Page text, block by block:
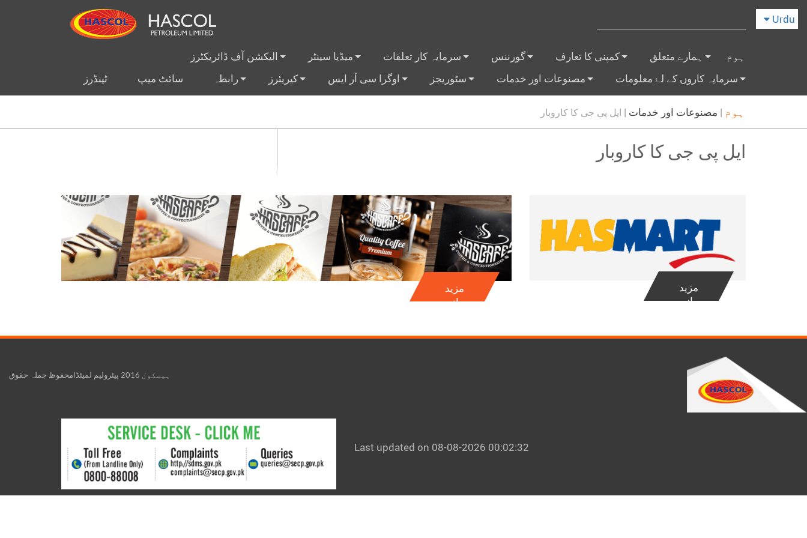
Urdu
ہوم ہمارے متعلق کمپنی کا تعارف گورننس سرمایہ کار تعلقات میڈیا سینٹر الیکشن آف ڈائریکٹرز
سرمایہ کاروں کے لۓ معلومات مصنوعات اور خدمات سٹوریجز اوگرا سی آر ایس کیریئرز رابطہ سائٹ میپ ٹینڈرز
ہوم | مصنوعات اور خدمات | ایل پی جی کا کاروبار
ایل پی جی کا کاروبار
مزید
جانیۓ
مزید
جانیۓ
ہیسکول 2016 پیٹرولیم لمیٹڈامحفوظ جملہ حقوق
Last updated on 08-08-2026 00:02:32